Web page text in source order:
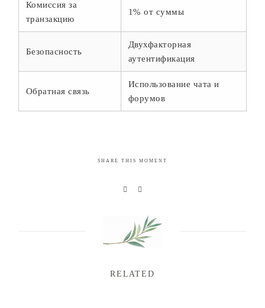
Комиссия за
транзакцию
1% от суммы
Безопасность
Двухфакторная
аутентификация
Обратная связь
Использование чата и
форумов
SHARE THIS MOMENT
RELATED